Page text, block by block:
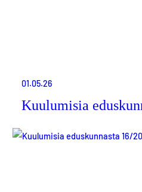
01.05.26
Kuulumisia